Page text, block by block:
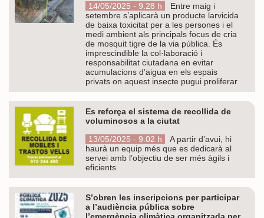
14/05/2025 - 9.28 h
Entre maig i
setembre s’aplicarà un producte larvicida
de baixa toxicitat per a les persones i el
medi ambient als principals focus de cria
de mosquit tigre de la via pública. És
imprescindible la col·laboració i
responsabilitat ciutadana en evitar
acumulacions d’aigua en els espais
privats on aquest insecte pugui proliferar
Es reforça el sistema de recollida de
voluminosos a la ciutat
13/05/2025 - 9.02 h
A partir d’avui, hi
haurà un equip més que es dedicarà al
servei amb l’objectiu de ser més àgils i
eficients
S’obren les inscripcions per participar
a l’audiència pública sobre
l’emergència climàtica organitzada per